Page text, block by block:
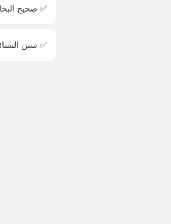
✅ صحيح
✅ سنن